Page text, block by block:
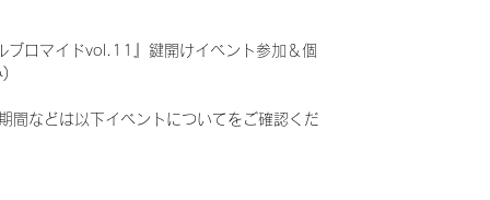
ブロマイドvol.11』鍵開けイベント参加＆個
)
間などは以下イベントについてをご確認くだ